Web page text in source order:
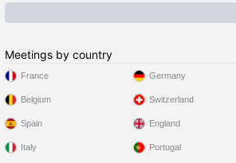
Meetings by country
France
Belgium
Spain
Italy
Germany
Switzerland
England
Portugal